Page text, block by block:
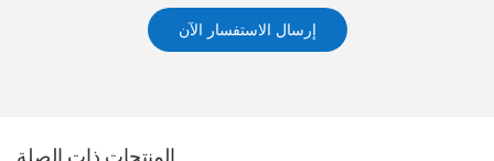
إرسال الاستفسار الآن
المنتجات ذات الصلة